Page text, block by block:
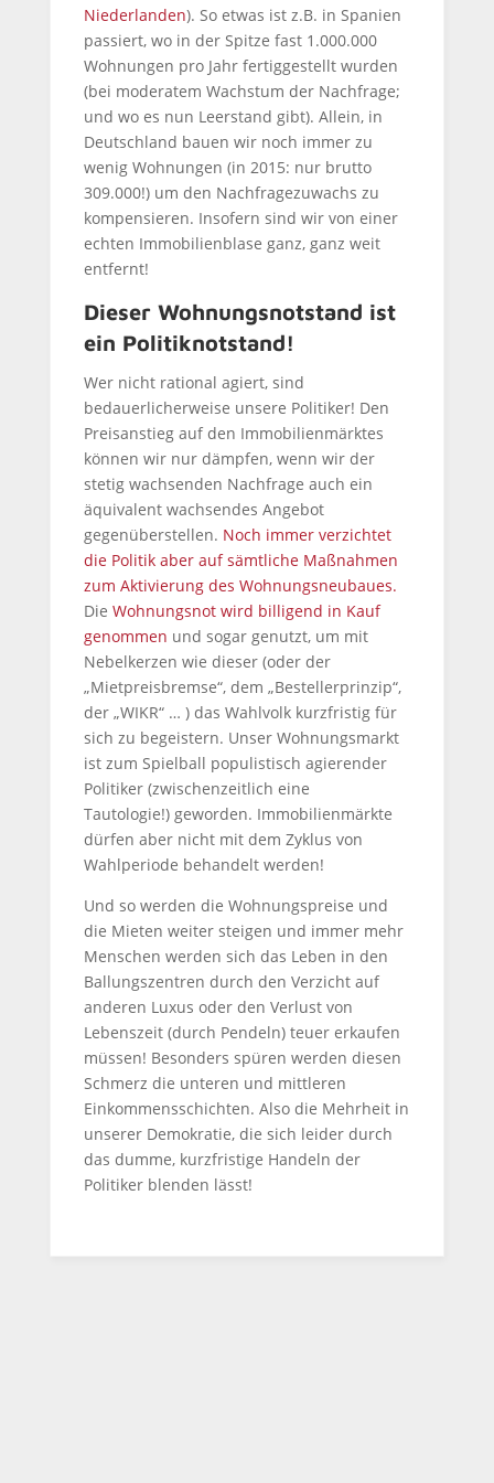
Niederlanden). So etwas ist z.B. in Spanien
passiert, wo in der Spitze fast 1.000.000
Wohnungen pro Jahr fertiggestellt wurden
(bei moderatem Wachstum der Nachfrage;
und wo es nun Leerstand gibt). Allein, in
Deutschland bauen wir noch immer zu
wenig Wohnungen (in 2015: nur brutto
309.000!) um den Nachfragezuwachs zu
kompensieren. Insofern sind wir von einer
echten Immobilienblase ganz, ganz weit
entfernt!
Dieser Wohnungsnotstand ist
ein Politiknotstand!
Wer nicht rational agiert, sind
bedauerlicherweise unsere Politiker! Den
Preisanstieg auf den Immobilienmärktes
können wir nur dämpfen, wenn wir der
stetig wachsenden Nachfrage auch ein
äquivalent wachsendes Angebot
gegenüberstellen. Noch immer verzichtet
die Politik aber auf sämtliche Maßnahmen
zum Aktivierung des Wohnungsneubaues.
Die Wohnungsnot wird billigend in Kauf
genommen und sogar genutzt, um mit
Nebelkerzen wie dieser (oder der
„Mietpreisbremse“, dem „Bestellerprinzip“,
der „WIKR“ … ) das Wahlvolk kurzfristig für
sich zu begeistern. Unser Wohnungsmarkt
ist zum Spielball populistisch agierender
Politiker (zwischenzeitlich eine
Tautologie!) geworden. Immobilienmärkte
dürfen aber nicht mit dem Zyklus von
Wahlperiode behandelt werden!
Und so werden die Wohnungspreise und
die Mieten weiter steigen und immer mehr
Menschen werden sich das Leben in den
Ballungszentren durch den Verzicht auf
anderen Luxus oder den Verlust von
Lebenszeit (durch Pendeln) teuer erkaufen
müssen! Besonders spüren werden diesen
Schmerz die unteren und mittleren
Einkommensschichten. Also die Mehrheit in
unserer Demokratie, die sich leider durch
das dumme, kurzfristige Handeln der
Politiker blenden lässt!